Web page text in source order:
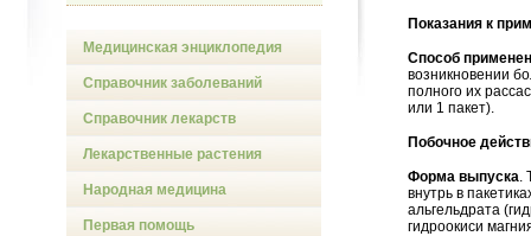
Медицинская энциклопедия
Справочник заболеваний
Справочник лекарств
Лекарственные растения
Народная медицина
Первая помощь
Показания к
Способ
возникновении
полного их
или 1 пакет).
Побочное
Форма выпуска.
внутрь в
альгельдрата
гидроокиси